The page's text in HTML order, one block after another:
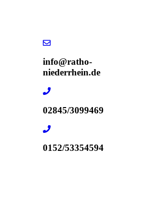
info@ratho-
niederrhein.de
02845/3099469
0152/53354594